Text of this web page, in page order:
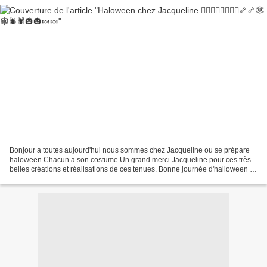
Bonjour a toutes aujourd'hui nous sommes chez Jacqueline ou se prépare
haloween.Chacun a son costume.Un grand merci Jacqueline pour ces très
belles créations et réalisations de ces tenues. Bonne journée d'halloween à